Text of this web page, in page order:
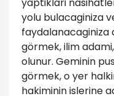
yaptiklari
yolu bulacaginiza
faydalanacaginiza
görmek, ilim
olunur. Geminin
görmek, o yer
hakiminin islerine